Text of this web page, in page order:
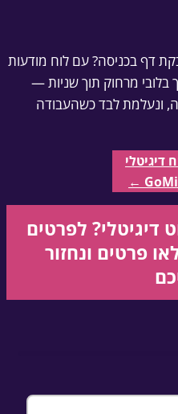
דף בכניסה? עם לוח מודעות
בלובי מרחוק תוך שניות —
ונעלמת לבד כשהעבודה
דיגיטלי
דיגיטלי? לפרטים
פרטים ונחזור